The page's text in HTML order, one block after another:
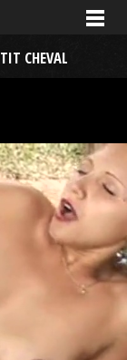
CHEVAL